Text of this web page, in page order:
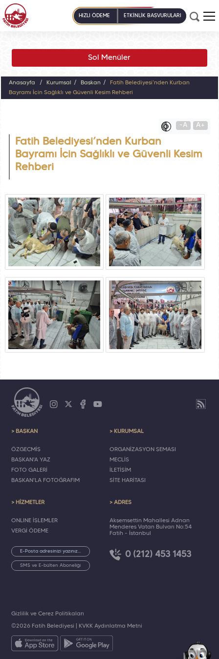
HIZLI ÖDEME ETKİNLİK BAŞVURULARI
Sol Menüler
Anasayfa Kurumsal Başkan
Fatih Belediyesi’nden Kurban
Bayramı İçin Sağlıklı ve Güvenli Kesim Rehberi
-A A+
Fatih Belediyesi’nden Kurban
Bayramı İçin Sağlıklı ve Güvenli Kesim
Rehberi
> BAŞKAN
ÖZGEÇMİŞ
BAŞKAN'A YAZ
FOTO GALERİ
BAŞKAN'LA FOTOĞRAFIM
> KURUMSAL
ORGANİZASYON ŞEMASI
MECLİS
İLETİŞİM
SİTE HARİTASI
> HİZMETLER
ONLINE İŞLEMLER
VERGİ ÖDEME
SMS ve E-bülten Aboneliği
> ADRES
Akşemsettin Mahallesi Adnan
Menderes Vatan Bulvarı No:54
Fatih - İstanbul
0 (212) 453 1453
©2026 Fatih Belediyesi | KVKK Aydınlatma Metni
Gizlilik ve Çerez Politikaları